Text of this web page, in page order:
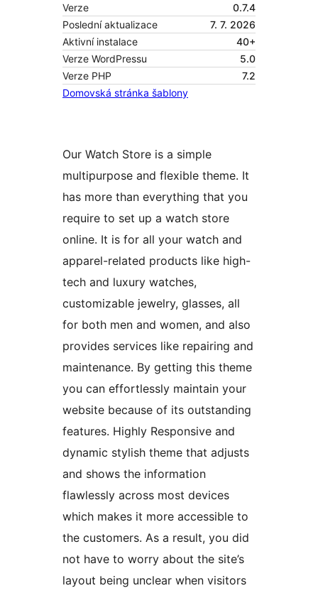
Verze
0.7.4
Poslední aktualizace
7. 7. 2026
Aktivní instalace
40+
Verze WordPressu
5.0
Verze PHP
7.2
Domovská stránka šablony
Our Watch Store is a simple
multipurpose and flexible theme. It
has more than everything that you
require to set up a watch store
online. It is for all your watch and
apparel-related products like high-
tech and luxury watches,
customizable jewelry, glasses, all
for both men and women, and also
provides services like repairing and
maintenance. By getting this theme
you can effortlessly maintain your
website because of its outstanding
features. Highly Responsive and
dynamic stylish theme that adjusts
and shows the information
flawlessly across most devices
which makes it more accessible to
the customers. As a result, you did
not have to worry about the site’s
layout being unclear when visitors